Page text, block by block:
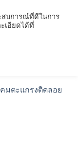
มตะแกรงติดลอย
สบการณ์ที่ดีในการ
เอียดได้ที่